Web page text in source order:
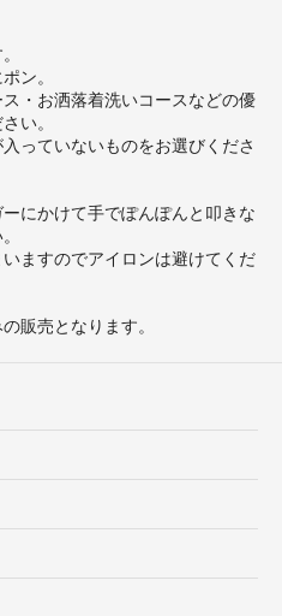
ン。
・お洒落着洗いコースなどの優
い。
っていないものをお選びくださ
にかけて手でぽんぽんと叩きな
ますのでアイロンは避けてくだ
販売となります。